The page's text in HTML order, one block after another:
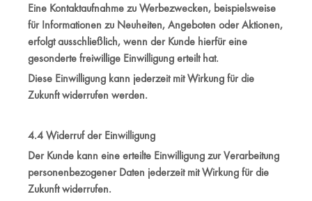
Eine Kontaktaufnahme zu Werbezwecken, beispielsweise
für Informationen zu Neuheiten, Angeboten oder Aktionen,
erfolgt ausschließlich, wenn der Kunde hierfür eine
gesonderte freiwillige Einwilligung erteilt hat.
Diese Einwilligung kann jederzeit mit Wirkung für die
Zukunft widerrufen werden.
4.4 Widerruf der Einwilligung
Der Kunde kann eine erteilte Einwilligung zur Verarbeitung
personenbezogener Daten jederzeit mit Wirkung für die
Zukunft widerrufen.